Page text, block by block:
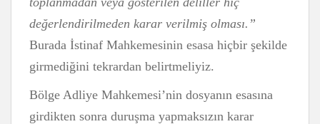
değerlendirilmeden karar verilmiş olması.”
Burada İstinaf Mahkemesinin esasa hiçbir şekilde
girmediğini tekrardan belirtmeliyiz.
Bölge Adliye Mahkemesi’nin dosyanın esasına
girdikten sonra duruşma yapmaksızın karar